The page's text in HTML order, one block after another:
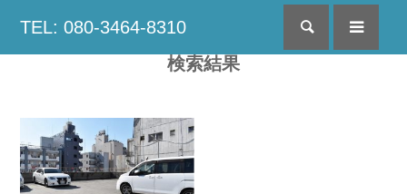
TEL: 080-3464-8310 検索
検索結果